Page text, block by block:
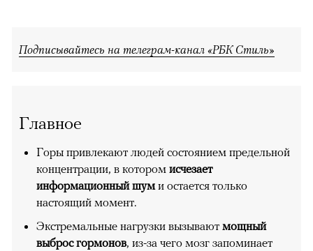
Подписывайтесь на телеграм-канал «РБК Стиль»
Главное
Горы привлекают людей состоянием предельной
концентрации, в котором исчезает
информационный шуми остается только
настоящий момент.
Экстремальные нагрузки вызывают мощный
выброс гормонов, из-за чего мозг запоминает